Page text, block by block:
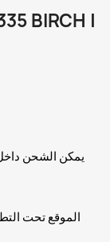
يمكن الشحن داخل
الموقع تحت